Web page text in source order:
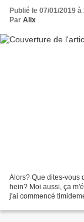
Publié le 07/01/2019 à
Par Alix
Alors? Que dites-vous
hein? Moi aussi, ça
j'ai commencé